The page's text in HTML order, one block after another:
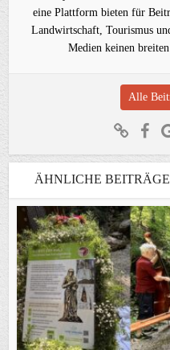
eine Plattform bieten für
Landwirtschaft, Tourismus
Medien keinen
Alle
ÄHNLICHE